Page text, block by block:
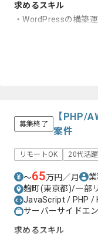
求めるスキル
・WordPressの構築
募集終了
【PHP/
案件
リモートOK 20代活
〜65万円／月
麹町(東京都)/一部
JavaScript / PHP /
サーバーサイドエ
求めるスキル